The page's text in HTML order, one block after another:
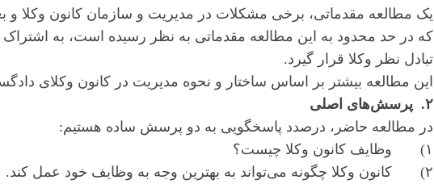
یک مطالعه مقدماتی، برخی مشکلات در مدیریت و سازمان کانون وکلا و
که در حد محدود به این مطالعه مقدماتی به نظر رسیده است، به
تبادل نظر وکلا قرار گیرد.
این مطالعه بیشتر بر اساس ساختار و نحوه مدیریت در کانون وکلای
۲. پرسش‌های اصلی
در مطالعه حاضر، درصدد پاسخگویی به دو پرسش ساده هستیم:
۱) وظایف کانون وکلا چیست؟
۲) کانون وکلا چگونه می‌تواند به بهترین وجه به وظایف خود عمل کند.